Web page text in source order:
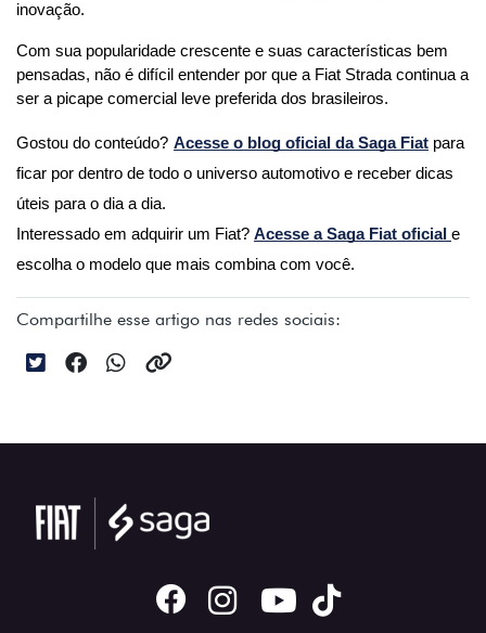
inovação.
Com sua popularidade crescente e suas características bem
pensadas, não é difícil entender por que a Fiat Strada continua a
ser a picape comercial leve preferida dos brasileiros.
Gostou do conteúdo? Acesse o blog oficial da Saga Fiat para
ficar por dentro de todo o universo automotivo e receber dicas
úteis para o dia a dia.
Interessado em adquirir um Fiat? Acesse a Saga Fiat oficial e
escolha o modelo que mais combina com você.
Compartilhe esse artigo nas redes sociais: